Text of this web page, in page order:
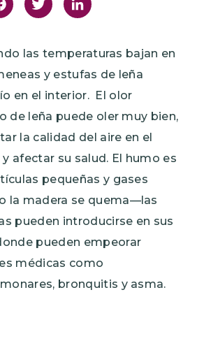
FacebookTwitter
las temperaturas bajan en
y estufas de leña
en el interior. El olor
de leña puede oler muy bien,
la calidad del aire en el
afectar su salud. El humo es
pequeñas y gases
la madera se quema—las
pueden introducirse en sus
pueden empeorar
médicas como
bronquitis y asma.